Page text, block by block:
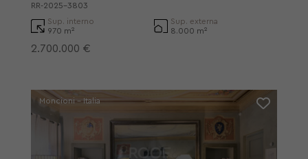
RR-2025-3803
Sup. interno
970 m²
Sup. externa
8.000 m²
2.700.000 €
Moncioni - Italia